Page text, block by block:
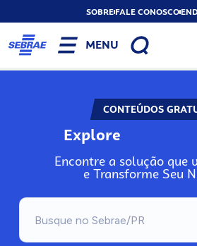
SOBREFALE CONOSCO
MENU
CONTEÚDOS
Explore
Encontre a solução que
e Transforme Seu